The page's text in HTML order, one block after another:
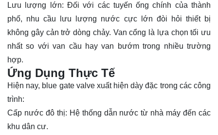
Lưu lượng lớn: Đối với các tuyến ống chính của thành
phố, nhu cầu lưu lượng nước cực lớn đòi hỏi thiết bị
không gây cản trở dòng chảy. Van cổng là lựa chọn tối ưu
nhất so với van cầu hay van bướm trong nhiều trường
hợp.
Ứng Dụng Thực Tế
Hiện nay, blue gate valve xuất hiện dày đặc trong các công
trình:
Cấp nước đô thị: Hệ thống dẫn nước từ nhà máy đến các
khu dân cư.